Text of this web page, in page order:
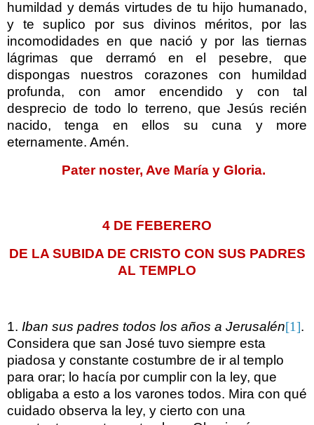
humildad y demás virtudes de tu hijo humanado,
y te suplico por sus divinos méritos, por las
incomodidades en que nació y por las tiernas
lágrimas que derramó en el pesebre, que
dispongas nuestros corazones con humildad
profunda, con amor encendido y con tal
desprecio de todo lo terreno, que Jesús recién
nacido, tenga en ellos su cuna y more
eternamente. Amén.
Pater noster, Ave María y Gloria.
4 DE FEBERERO
DE LA SUBIDA DE CRISTO CON SUS PADRES
AL TEMPLO
1. Iban sus padres todos los años a Jerusalén[1].
Considera que san José tuvo siempre esta
piadosa y constante costumbre de ir al templo
para orar; lo hacía por cumplir con la ley, que
obligaba a esto a los varones todos. Mira con qué
cuidado observa la ley, y cierto con una